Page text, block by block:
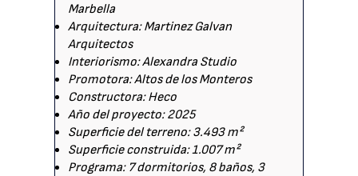
Marbella
Arquitectura: Martinez Galvan
Arquitectos
Interiorismo: Alexandra Studio
Promotora: Altos de los Monteros
Constructora: Heco
Año del proyecto: 2025
Superficie del terreno: 3.493 m²
Superficie construida: 1.007 m²
Programa: 7 dormitorios, 8 baños, 3